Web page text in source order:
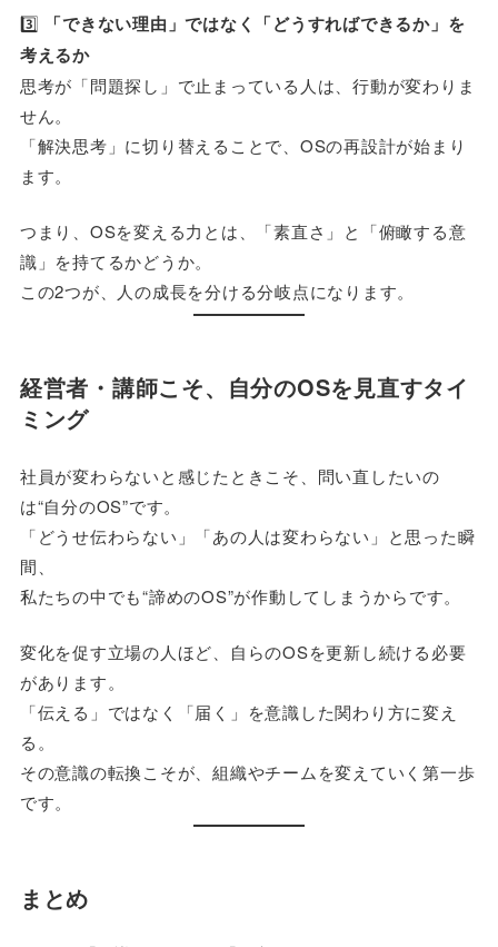
3️⃣
「できない理由」ではなく「どうすればできるか」を
考えるか
思考が「問題探し」で止まっている人は、行動が変わりま
せん。
「解決思考」に切り替えることで、OSの再設計が始まり
ます。
つまり、OSを変える力とは、「素直さ」と「俯瞰する意
識」を持てるかどうか。
この2つが、人の成長を分ける分岐点になります。
経営者・講師こそ、自分のOSを見直すタイ
ミング
社員が変わらないと感じたときこそ、問い直したいの
は“自分のOS”です。
「どうせ伝わらない」「あの人は変わらない」と思った瞬
間、
私たちの中でも“諦めのOS”が作動してしまうからです。
変化を促す立場の人ほど、自らのOSを更新し続ける必要
があります。
「伝える」ではなく「届く」を意識した関わり方に変え
る。
その意識の転換こそが、組織やチームを変えていく第一歩
です。
まとめ